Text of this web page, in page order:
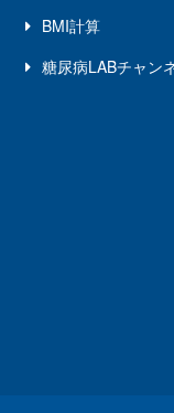
BMI計算
糖尿病LABチャン